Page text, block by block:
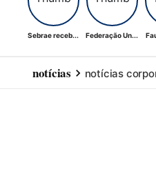
Sebrae receb... Federação Un...
notícias notícias